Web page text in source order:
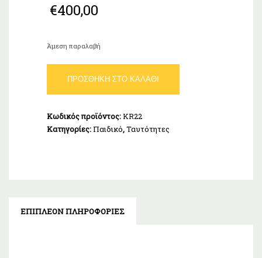
€400,00
Άμεση παραλαβή
Παιδική
Λευκόχρυση
ποσότητα
ΠΡΟΣΘΉΚΗ ΣΤΟ ΚΑΛΆΘΙ
Κωδικός προϊόντος:KR22
Κατηγορίες:Παιδικό,Ταυτότητες
ΕΠΙΠΛΈΟΝ ΠΛΗΡΟΦΟΡΊΕΣ